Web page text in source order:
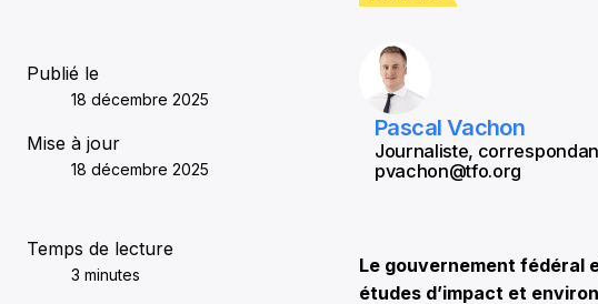
Publié le
18 décembre 2025
Mise à jour
18 décembre 2025
Temps de lecture
3 minutes
Pascal Vachon
Journaliste,
pvachon@tfo.org
Le gouvernement fédéral
études d’impact et